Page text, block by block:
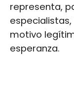
representa,
motivo
esperanza.